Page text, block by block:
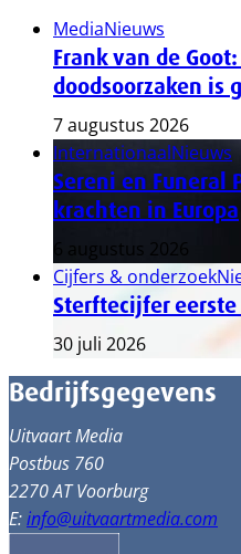
MediaNieuws
Frank van de
doodsoorzaken is
7 augustus 2026
InternationaalNieuws
Sereni en Funeral
krachten in Europa
6 augustus 2026
Cijfers & onderzoek
Sterftecijfer
30 juli 2026
Bedrijfsgegevens
Uitvaart Media
Postbus 760
2270 AT Voorburg
E:info@uitvaartmedia.com